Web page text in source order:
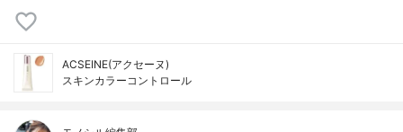
ACSEINE(アクセーヌ)
スキンカラーコントロール